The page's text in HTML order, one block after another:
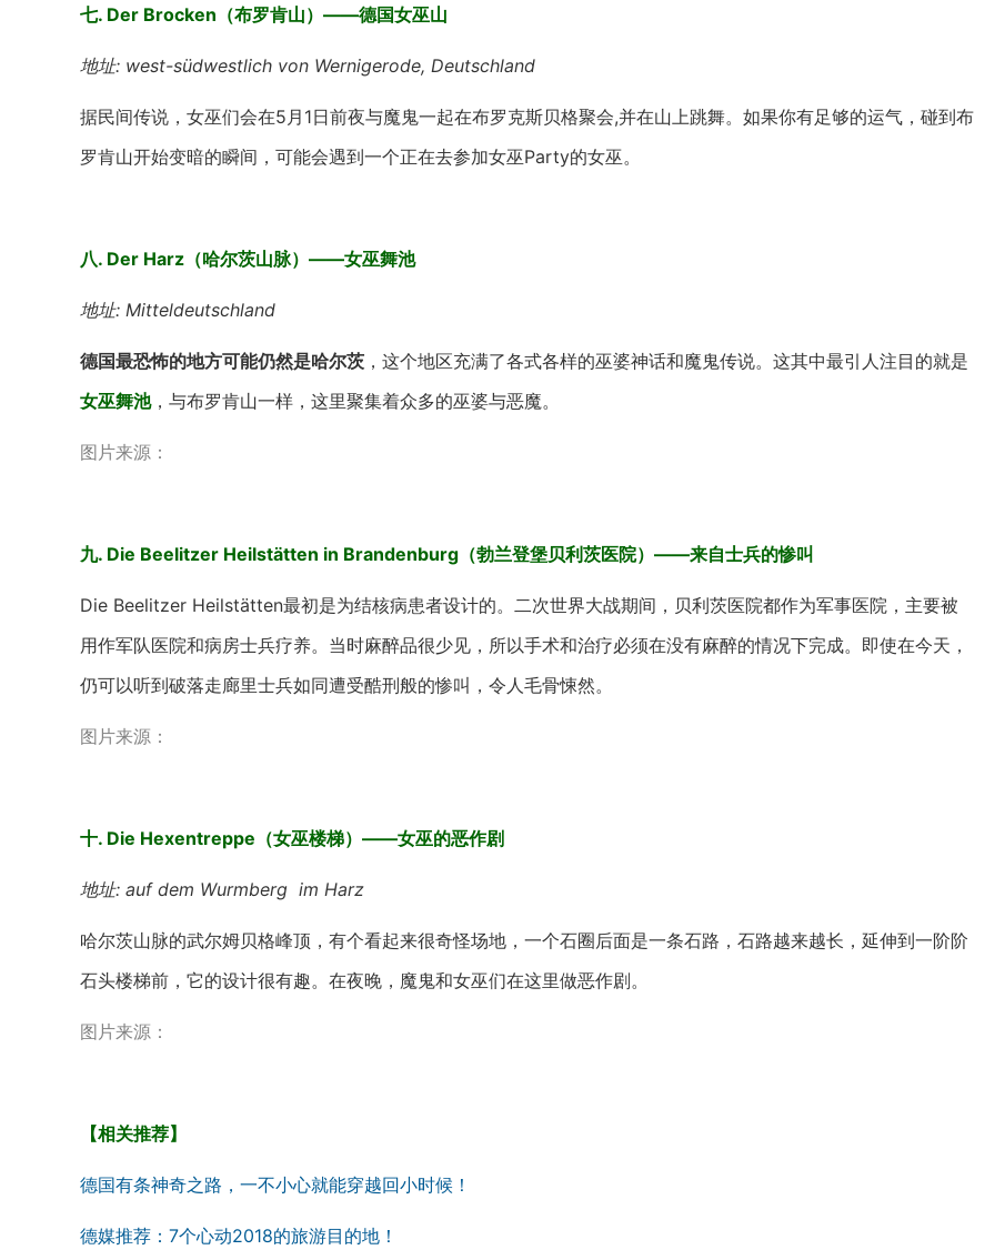
七. Der Brocken（布罗肯山）——德国女巫山
地址: west-südwestlich von Wernigerode, Deutschland
据民间传说，女巫们会在5月1日前夜与魔鬼一起在布罗克斯贝格聚会,并在山上跳舞。如果你有足够的运气，碰到布
罗肯山开始变暗的瞬间，可能会遇到一个正在去参加女巫Party的女巫。
八. Der Harz（哈尔茨山脉）——女巫舞池
地址: Mitteldeutschland
德国最恐怖的地方可能仍然是哈尔茨 ，这个地区充满了各式各样的巫婆神话和魔鬼传说。这其中最引人注目的就是
女巫舞池，与布罗肯山一样，这里聚集着众多的巫婆与恶魔。
图片来源：
九. Die Beelitzer Heilstätten in Brandenburg（勃兰登堡贝利茨医院）——来自士兵的惨叫
Die Beelitzer Heilstätten最初是为结核病患者设计的。二次世界大战期间，贝利茨医院都作为军事医院，主要被
用作军队医院和病房士兵疗养。当时麻醉品很少见，所以手术和治疗必须在没有麻醉的情况下完成。即使在今天，
仍可以听到破落走廊里士兵如同遭受酷刑般的惨叫，令人毛骨悚然。
图片来源：
十. Die Hexentreppe（女巫楼梯）——女巫的恶作剧
地址: auf dem Wurmberg im Harz
哈尔茨山脉的武尔姆贝格峰顶，有个看起来很奇怪场地，一个石圈后面是一条石路，石路越来越长，延伸到一阶阶
石头楼梯前，它的设计很有趣。在夜晚，魔鬼和女巫们在这里做恶作剧。
图片来源：
【相关推荐】
德国有条神奇之路，一不小心就能穿越回小时候！
德媒推荐：7个心动2018的旅游目的地！